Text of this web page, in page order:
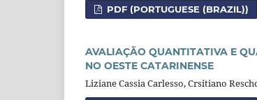
PDF (PORTUGUESE (BRAZIL))
AVALIAÇÃO QUANTITATIVA E
NO OESTE CATARINENSE
Liziane Cassia Carlesso, Crsitiano